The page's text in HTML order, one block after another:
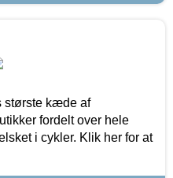
største kæde af
fordelt over hele
i cykler. Klik her for at